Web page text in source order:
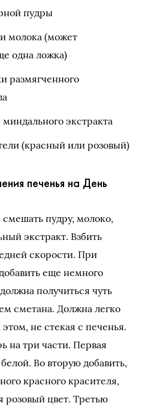
пудры
молока (может
одна ложка)
размягченного
экстракта
(красный или розовый)
печенья на День
пудру, молоко,
экстракт. Взбить
скорости. При
еще немного
получиться чуть
сметана. Должна легко
не стекая с печенья.
на три части. Первая
Во вторую добавить,
красного красителя,
розовый цвет. Третью